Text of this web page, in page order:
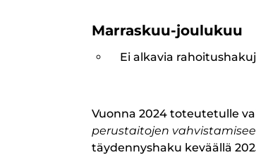
Marraskuu-joulukuu
Ei alkavia
Vuonna 2024 toteutetulle
perustaitojen
täydennyshaku keväällä